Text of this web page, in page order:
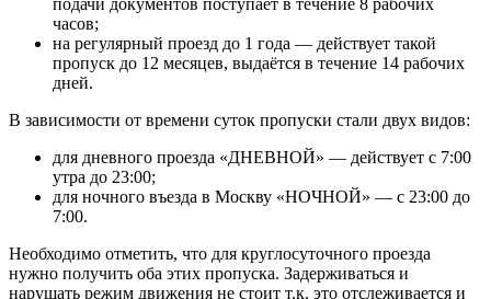
подачи документов поступает в течение 8 рабочих
часов;
на регулярный проезд до 1 года — действует такой
пропуск до 12 месяцев, выдаётся в течение 14 рабочих
дней.
В зависимости от времени суток пропуски стали двух видов:
для дневного проезда «ДНЕВНОЙ» — действует с 7:00
утра до 23:00;
для ночного въезда в Москву «НОЧНОЙ» — с 23:00 до
7:00.
Необходимо отметить, что для круглосуточного проезда
нужно получить оба этих пропуска. Задерживаться и
нарушать режим движения не стоит т.к. это отслеживается и